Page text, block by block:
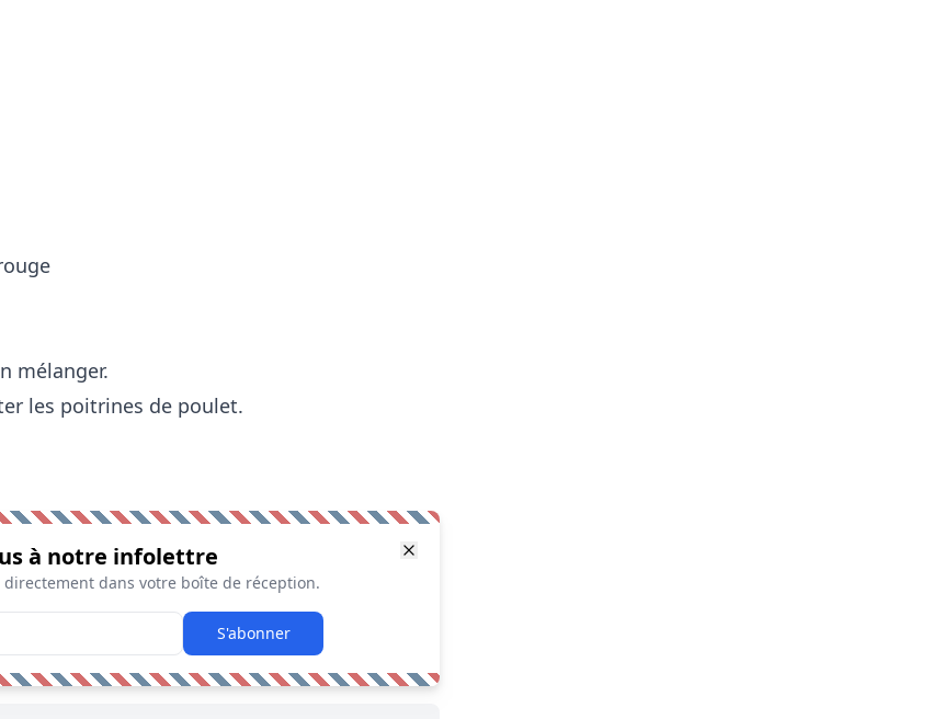
mélanger.
les poitrines de poulet.
à notre infolettre
directement dans votre boîte de réception.
S'abonner